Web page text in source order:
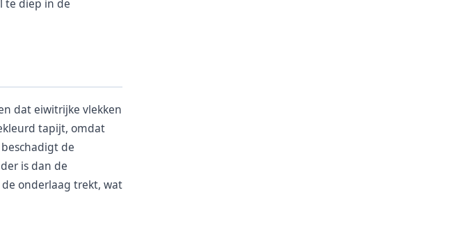
te diep in de
dat eiwitrijke vlekken
tapijt, omdat
de
is dan de
onderlaag trekt, wat